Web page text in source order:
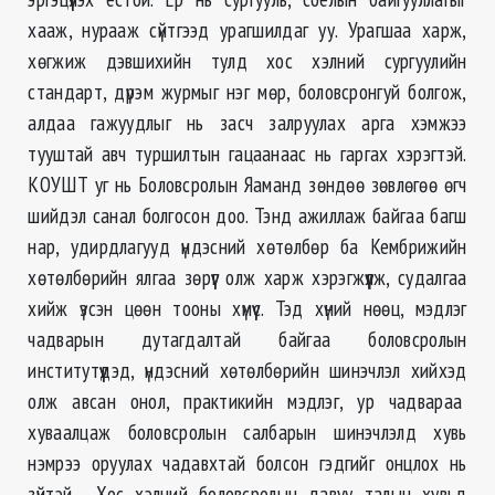
хааж, нурааж сүйтгээд урагшилдаг уу. Урагшаа харж,
хөгжиж дэвшихийн тулд хос хэлний сургуулийн
стандарт, дүрэм журмыг нэг мөр, боловсронгуй болгож,
алдаа гажуудлыг нь засч залруулах арга хэмжээ
тууштай авч туршилтын гацаанаас нь гаргах хэрэгтэй.
КОУШТ уг нь Боловсролын Яаманд зөндөө зөвлөгөө өгч
шийдэл санал болгосон доо. Тэнд ажиллаж байгаа багш
нар, удирдлагууд үндэсний хөтөлбөр ба Кембрижийн
хөтөлбөрийн ялгаа зөрүүг олж харж хэрэгжүүлж, судалгаа
хийж үзсэн цөөн тооны хүмүүс. Тэд хүний нөөц, мэдлэг
чадварын дутагдалтай байгаа боловсролын
институтүүдэд, үндэсний хөтөлбөрийн шинэчлэл хийхэд
олж авсан онол, практикийн мэдлэг, ур чадвараа
хуваалцаж боловсролын салбарын шинэчлэлд хувь
нэмрээ оруулах чадавхтай болсон гэдгийг онцлох нь